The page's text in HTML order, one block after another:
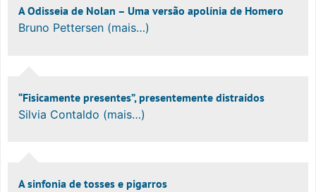
A Odisseia de Nolan – Uma versão apolínia de Homero
Bruno Pettersen (mais…)
“Fisicamente presentes”, presentemente distraídos
Silvia Contaldo (mais…)
A sinfonia de tosses e pigarros